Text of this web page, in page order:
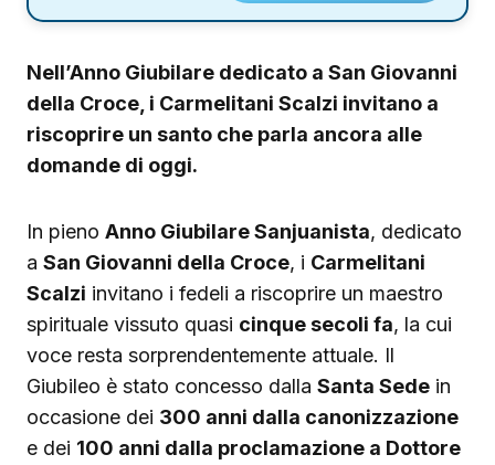
Nell’Anno Giubilare dedicato a San Giovanni
della Croce, i Carmelitani Scalzi invitano a
riscoprire un santo che parla ancora alle
domande di oggi.
In pieno Anno Giubilare Sanjuanista, dedicato
a San Giovanni della Croce, i Carmelitani
Scalzi invitano i fedeli a riscoprire un maestro
spirituale vissuto quasi cinque secoli fa, la cui
voce resta sorprendentemente attuale. Il
Giubileo è stato concesso dalla Santa Sede in
occasione dei 300 anni dalla canonizzazione
e dei 100 anni dalla proclamazione a Dottore